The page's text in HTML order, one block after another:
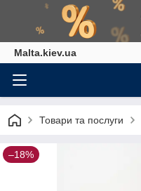
Malta.kiev.ua
Товари та послуги
–18%